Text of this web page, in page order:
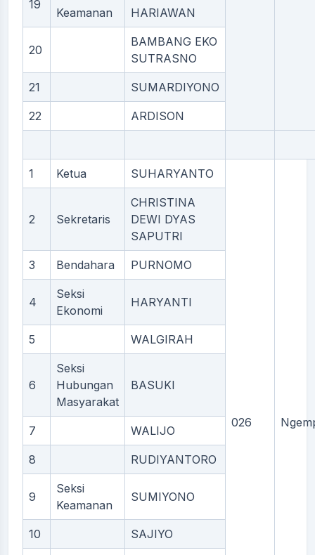
19
Keamanan
HARIAWAN
20
BAMBANG EKO
SUTRASNO
21 SUMARDIYONO
22 ARDISON
1 Ketua SUHARYANTO
026
2 Sekretaris
CHRISTINA
DEWI DYAS
SAPUTRI
3 Bendahara PURNOMO
4
Seksi
Ekonomi
HARYANTI
5 WALGIRAH
6
Seksi
Hubungan
Masyarakat
BASUKI
7 WALIJO
8 RUDIYANTORO
9
Seksi
Keamanan
SUMIYONO
10 SAJIYO